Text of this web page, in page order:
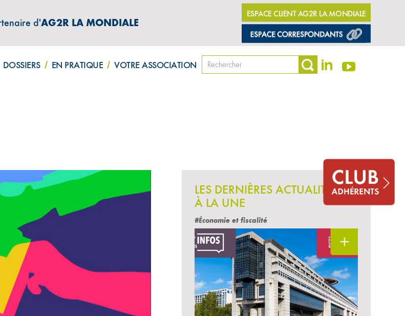
d'AG2R LA MONDIALE
ESPACE CLIENT AG2R LA MONDIALE
DOSSIERS EN PRATIQUE VOTRE ASSOCIATION
INFOS"
LES DERNIÈRES ACTUALITÉS
À LA UNE
#Économie et fiscalité